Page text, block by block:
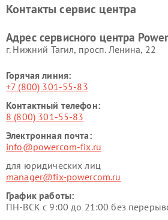
Контакты сервис центра
Адрес сервисного центра
г. Нижний Тагил, просп. Ленина, 22
Горячая линия:
+7 (800) 301-55-83
Контактный телефон:
8 (800) 301-55-83
Электронная почта:
info@powercom-fix.ru
для юридических лиц
manager@fix-powercom.ru
График работы:
ПН-ВСК с 9:00 до 21:00 без